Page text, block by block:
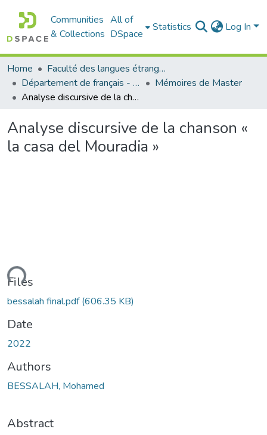
Communities
& Collections
All of
DSpace
Statistics Log In
Home
Faculté des langues étrangères
Département de français - قسم اللغة الفرنسية
Mémoires de Master
Analyse discursive de la chanson « la casa del Mouradia »
Analyse discursive de la chanson «
la casa del Mouradia »
Files
bessalah final.pdf(606.35 KB)
Date
2022
Authors
BESSALAH, Mohamed
Abstract